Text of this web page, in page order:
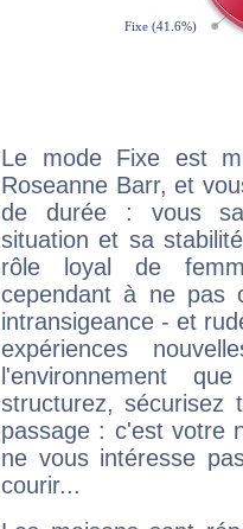
Le mode Fixe est
Roseanne Barr, et
de durée : vous
situation et sa
rôle loyal de
cependant à ne pas
intransigeance - et
expériences
l'environnement
structurez, sécurisez
passage : c'est votre
ne vous intéresse
courir...